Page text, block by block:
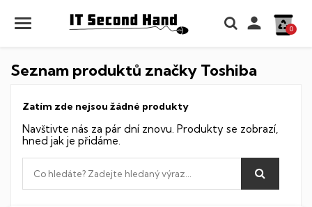
 0
Seznam produktů značky Toshiba
Zatím zde nejsou žádné produkty
Navštivte nás za pár dní znovu. Produkty se zobrazí,
hned jak je přidáme.